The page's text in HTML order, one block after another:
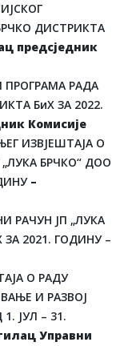
ДИСТРИКТА
предсједник
ПРОГРАМА РАДА
БиХ ЗА 2022.
Комисије
ИЗВЈЕШТАЈА О
БРЧКО“ ДОО
–
РАЧУН ЈП „ЛУКА
2021. ГОДИНУ –
О РАДУ
И РАЗВОЈ
ЈУЛ – 31.
Управни